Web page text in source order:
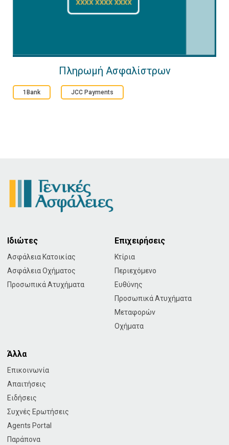
Πληρωμή Ασφαλίστρων
1Bank JCC Payments
Ιδιώτες
Ασφάλεια Κατοικίας
Ασφάλεια Οχήματος
Προσωπικά Ατυχήματα
Επιχειρήσεις
Κτίρια
Περιεχόμενο
Ευθύνης
Προσωπικά Ατυχήματα
Μεταφορών
Οχήματα
Άλλα
Επικοινωνία
Απαιτήσεις
Ειδήσεις
Συχνές Ερωτήσεις
Agents Portal
Παράπονα